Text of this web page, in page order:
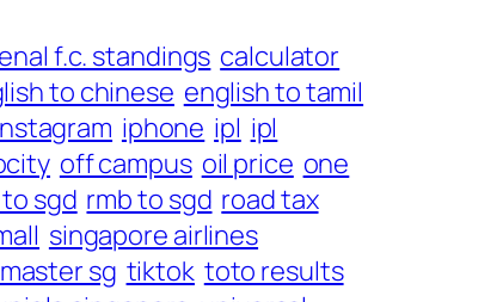
f.c. standings calculator
to chinese english to tamil
iphone ipl ipl
off campus oil price one
sgd rmb to sgd road tax
singapore airlines
sg tiktok toto results